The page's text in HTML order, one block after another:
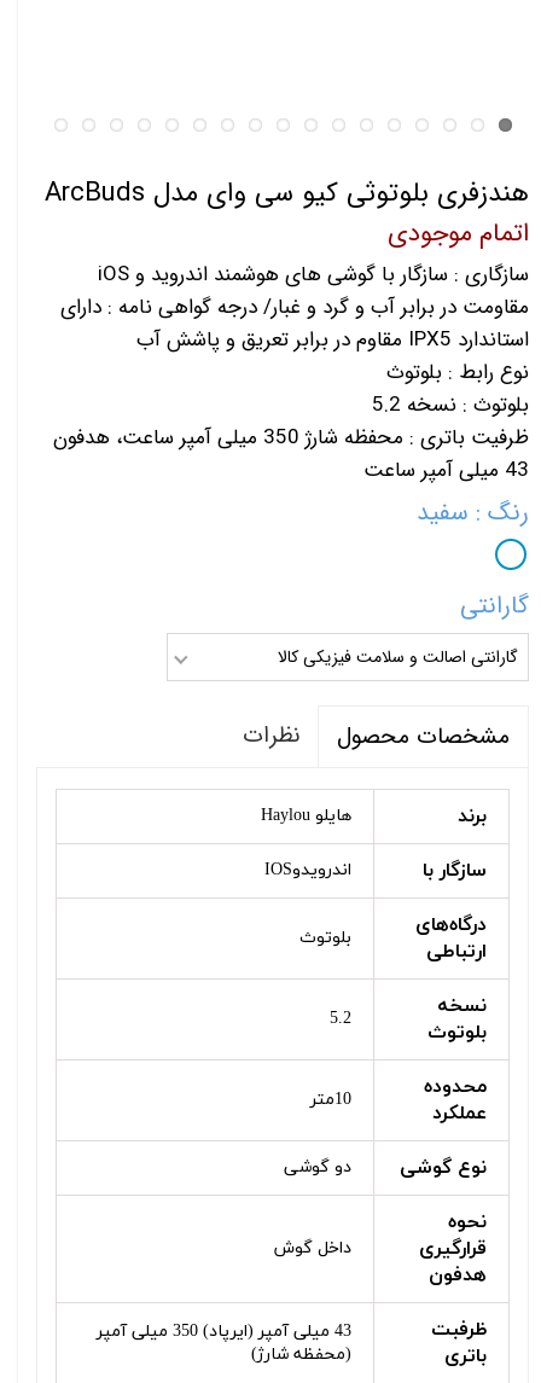
هندزفری بلوتوثی کیو سی وای مدل ArcBuds
اتمام موجودی
سازگاری : سازگار با گوشی‌ های هوشمند اندروید و iOS
مقاومت در برابر آب و گرد و غبار/ درجه گواهی‌ نامه : دارای
استاندارد IPX5 مقاوم در برابر تعریق و پاشش آب
نوع رابط : بلوتوث
بلوتوث : نسخه 5.2
ظرفیت باتری : محفظه شارژ 350 میلی آمپر ساعت، هدفون
43 میلی آمپر ساعت
رنگ : سفید
گارانتی
گارانتی اصالت و سلامت فیزیکی کالا
مشخصات محصول نظرات
برند هایلو Haylou
سازگار با اندرویدوIOS
درگاه‌های
ارتباطی
بلوتوث
نسخه
بلوتوث
5.2
محدوده
عملکرد
10متر
نوع گوشی دو گوشی
نحوه
قرارگیری
هدفون
داخل گوش
ظرفبت
باتری
43 میلی آمپر (ایرپاد) 350 میلی آمپر
(محفظه شارژ)